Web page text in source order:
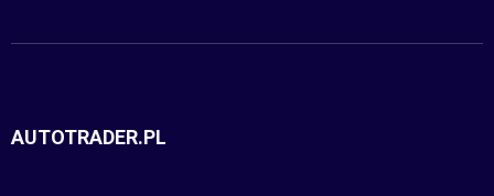
AUTOTRADER.PL